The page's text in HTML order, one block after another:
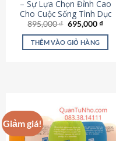
trên
trang
sản
phẩm
– Sự Lựa Chọn Đỉnh Cao
Cho Cuộc Sống Tình Dục
895,000₫ Giá
là:
895,000 ₫.
695,000₫Giá
tại
THÊM VÀO GIỎ HÀNG
Giảm giá!